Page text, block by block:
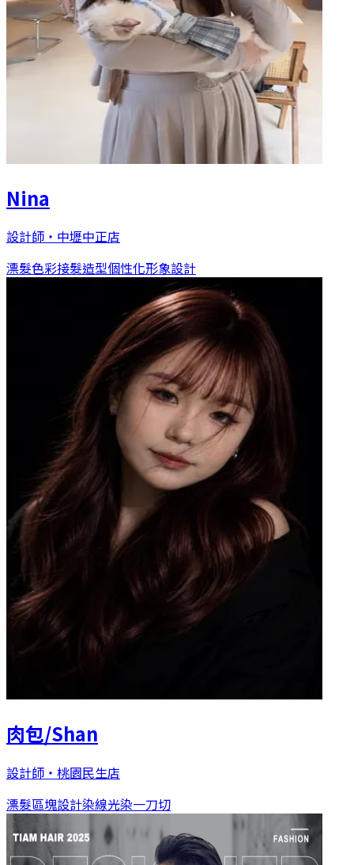
Nina
設計師 ・ 中壢中正店
漂髮色彩接髮造型個性化形象設計
肉包/Shan
設計師 ・ 桃園民生店
漂髮區塊設計染線光染一刀切